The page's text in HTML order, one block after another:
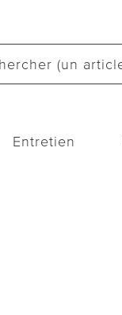
Entretien